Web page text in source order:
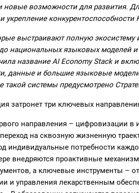
новые возможности для развития.
конкурентоспособности
выстраивают полную экосистему
национальных языковых моделей
название AI Economy Stack и
данные и большие языковые
системы предусмотрено
затронет три ключевых
направления – цифровизации в
на сквозную жизненную
индивидуальные потребности
внедряются проактивные
а ключевые инструменты –
и управления лекарственным